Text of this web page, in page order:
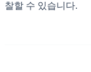
찰할 수 있습니다.